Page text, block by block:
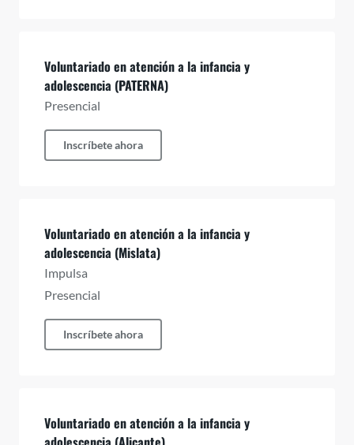
Voluntariado en atención a la infancia y
adolescencia (PATERNA)
Presencial
Inscríbete ahora
Voluntariado en atención a la infancia y
adolescencia (Mislata)
Impulsa
Presencial
Inscríbete ahora
Voluntariado en atención a la infancia y